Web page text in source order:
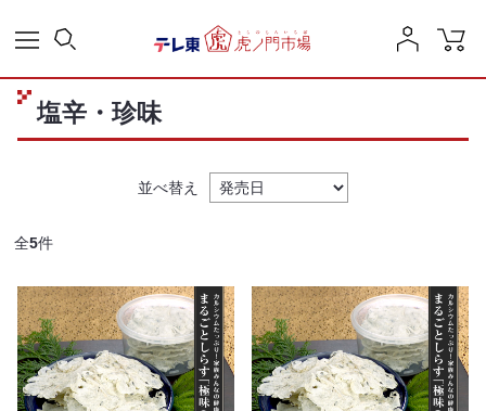
塩辛・珍味
並べ替え
全5件